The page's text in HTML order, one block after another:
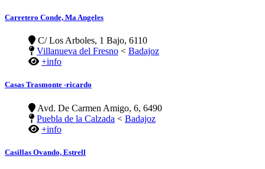
Carretero Conde, Ma Angeles
C/ Los Arboles, 1 Bajo, 6110
Villanueva del Fresno < Badajoz
+info
Casas Trasmonte -ricardo
Avd. De Carmen Amigo, 6, 6490
Puebla de la Calzada < Badajoz
+info
Casillas Ovando, Estrell